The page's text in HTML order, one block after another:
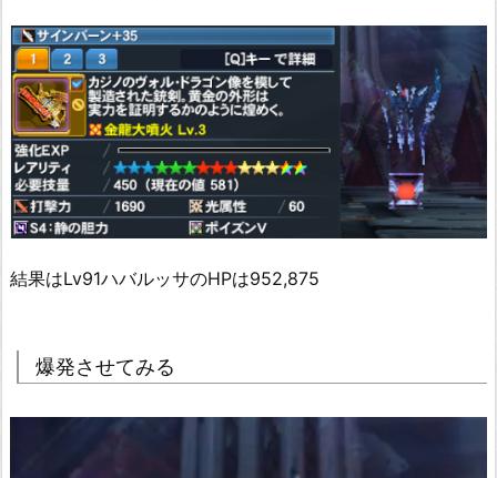
結果はLv91ハバルッサのHPは952,875
爆発させてみる